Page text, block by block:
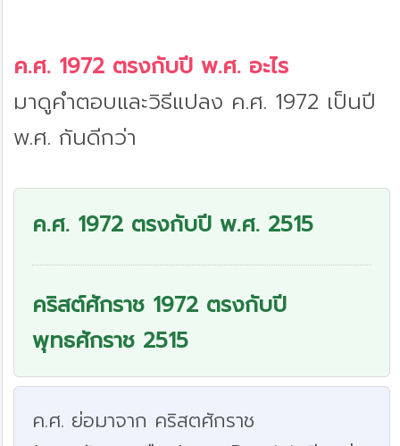
ค.ศ. 1972 ตรงกับปี พ.ศ. อะไร
มาดูคำตอบและวิธีแปลง ค.ศ. 1972 เป็นปี
พ.ศ. กันดีกว่า
ค.ศ. 1972 ตรงกับปี พ.ศ. 2515
คริสต์ศักราช 1972 ตรงกับปี
พุทธศักราช 2515
ค.ศ. ย่อมาจาก คริสตศักราช